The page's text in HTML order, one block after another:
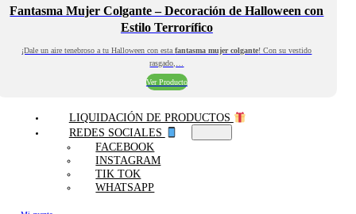
Fantasma Mujer Colgante – Decoración de Halloween con
Estilo Terrorífico
¡Dale un aire tenebroso a tu Halloween con estafantasma mujer colgante! Con su vestido
rasgado,…
Ver Producto
LIQUIDACIÓN DE PRODUCTOS
REDES SOCIALES
FACEBOOK
INSTAGRAM
TIK TOK
WHATSAPP